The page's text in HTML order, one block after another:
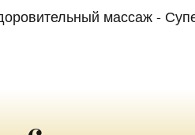
массаж -